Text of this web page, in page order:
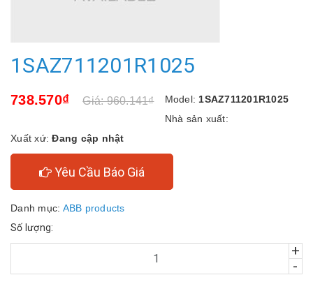
1SAZ711201R1025
738.570₫ Giá: 960.141₫ Model: 1SAZ711201R1025
Nhà sản xuất:
Xuất xứ:Đang cập nhật
Yêu Cầu Báo Giá
Danh mục: ABB products
Số lượng:
+
-